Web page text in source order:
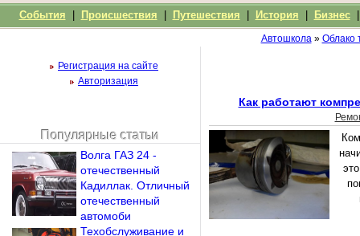
Автошкола» Облако
Как работают
Регистрация на сайте
Авторизация
Напомнить пароль?
Популярные статьи
Волга ГАЗ 24 -
отечественный
Кадиллак. Отличный
отечественный
автомоби
Техобслуживание и
События Происшествия Путешествия История Бизнес